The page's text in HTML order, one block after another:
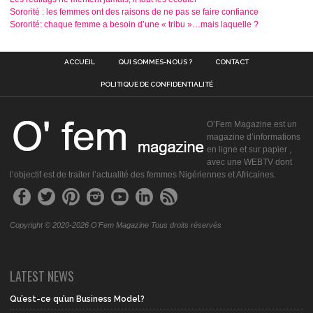
Sororité : les femmes ont des raisons de ne pas se faire confiance
Sororité: chaque femme a besoin d’une « tribu »…mais laquelle ?
ACCUEIL QUI SOMMES-NOUS ? CONTACT
POLITIQUE DE CONFIDENTIALITÉ
O’Fem Magazine est un
magazine d’informations
en ligne et sur papier ,
avec une WEBTV dont
l’objectif est de traiter l’actualité des femmes Nigériennes et Africaines.
Copyright © 2020-2026 O'Fem Magazine Tous droits réservés
LATEST NEWS
Qu’est-ce qu’un Business Model?